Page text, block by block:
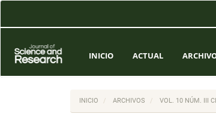
Contenido
Barra
lateral
INICIO ACTUAL
INICIO ARCHIVOS VOL. 10 NÚM. III